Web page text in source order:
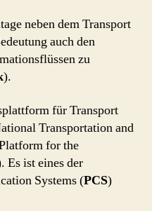
neben dem Transport
auch den
zu
).
für Transport
Transportation and
for the
Es ist eines der
Systems (PCS)